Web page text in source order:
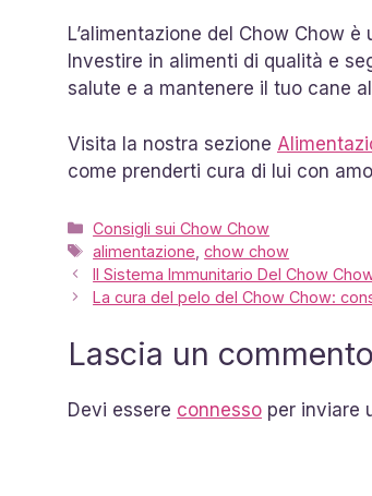
L’alimentazione del Chow Chow
Investire in alimenti di qualità e
salute e a mantenere il tuo cane
Visita la nostra sezione
come prenderti cura di lui con
Categorie
Consigli sui Chow Chow
Tag
alimentazione ,chow chow
Il Sistema Immunitario Del Chow
La cura del pelo del Chow Chow:
Lascia un commento
Devi essere connesso per inviare